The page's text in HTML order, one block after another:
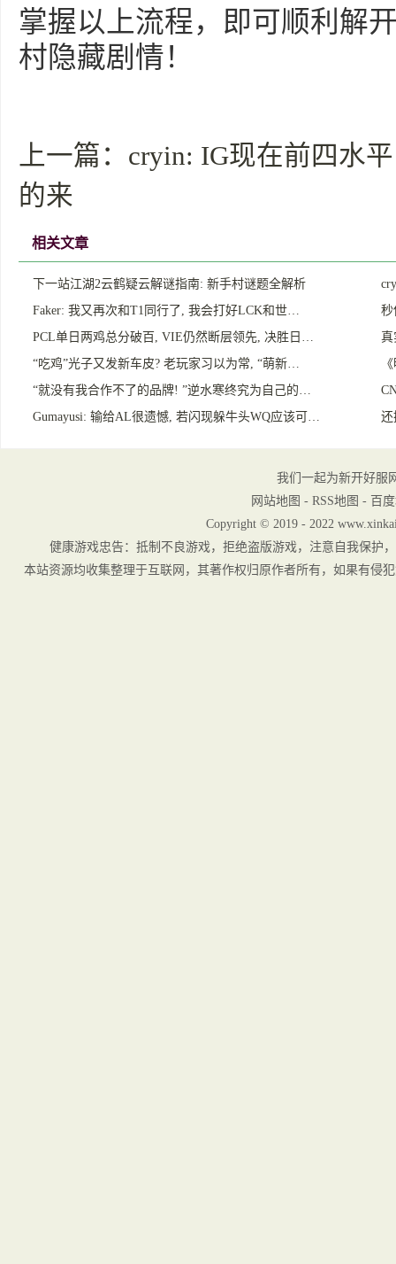
掌握以上流程，即可顺利解
村隐藏剧情！
上一篇： cryin: IG现在前四水
的来
相关文章
下一站江湖2云鹤疑云解谜指南: 新手村谜题全解析
Faker: 我又再次和T1同行了, 我会打好LCK和世…
秒
PCL单日两鸡总分破百, VIE仍然断层领先, 决胜日…
真
“吃鸡”光子又发新车皮? 老玩家习以为常, “萌新…
“就没有我合作不了的品牌! ”逆水寒终究为自己的…
Gumayusi: 输给AL很遗憾, 若闪现躲牛头WQ应该可…
还
我们一起为新开好服
网站地图 - RSS地图 - 百
Copyright © 2019 - 2022
健康游戏忠告：抵制不良游戏，拒绝盗版游戏，注意自我保护
本站资源均收集整理于互联网，其著作权归原作者所有，如果有侵